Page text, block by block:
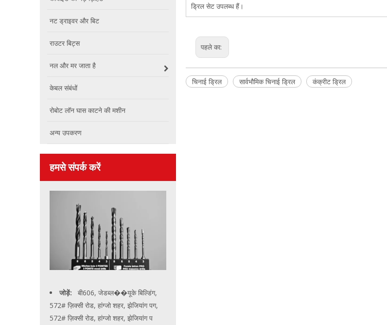
नट ड्राइवर और बिट
राउटर बिट्स
नल और मर जाता है
केबल संबंधों
रोबोट लॉन घास काटने की मशीन
अन्य उपकरण
हमसे संपर्क करें
जोड़ें:
बी606, जेडब्ल��यूके बिल्डिंग,
572# ज़िक्सी रोड, हांग्जो शहर, झेजियांग पग,
572# ज़िक्सी रोड, हांग्जो शहर, झेजियांग प
ड्रिल सेट उपलब्ध हैं।
पहले का:
चिनाई ड्रिल सार्वभौमिक चिनाई ड्रिल कंक्रीट ड्रिल